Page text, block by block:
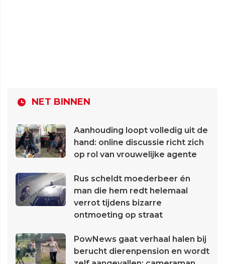
NET BINNEN
Aanhouding loopt volledig uit de
hand: online discussie richt zich
op rol van vrouwelijke agente
Rus scheldt moederbeer én
man die hem redt helemaal
verrot tijdens bizarre
ontmoeting op straat
PowNews gaat verhaal halen bij
berucht dierenpension en wordt